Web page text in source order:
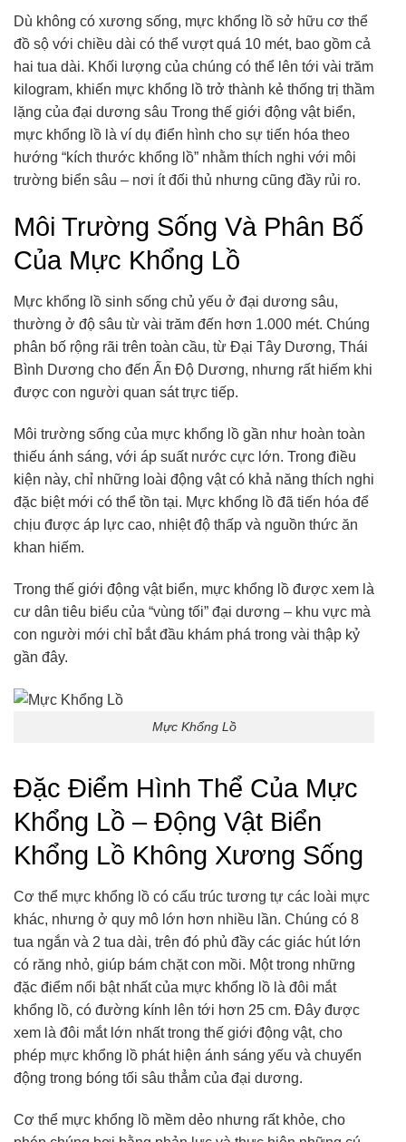
Dù không có xương sống, mực khổng lồ sở hữu cơ thể
đồ sộ với chiều dài có thể vượt quá 10 mét, bao gồm cả
hai tua dài. Khối lượng của chúng có thể lên tới vài trăm
kilogram, khiến mực khổng lồ trở thành kẻ thống trị thầm
lặng của đại dương sâu Trong thế giới động vật biển,
mực khổng lồ là ví dụ điển hình cho sự tiến hóa theo
hướng “kích thước khổng lồ” nhằm thích nghi với môi
trường biển sâu – nơi ít đối thủ nhưng cũng đầy rủi ro.
Môi Trường Sống Và Phân Bố
Của Mực Khổng Lồ
Mực khổng lồ sinh sống chủ yếu ở đại dương sâu,
thường ở độ sâu từ vài trăm đến hơn 1.000 mét. Chúng
phân bố rộng rãi trên toàn cầu, từ Đại Tây Dương, Thái
Bình Dương cho đến Ấn Độ Dương, nhưng rất hiếm khi
được con người quan sát trực tiếp.
Môi trường sống của mực khổng lồ gần như hoàn toàn
thiếu ánh sáng, với áp suất nước cực lớn. Trong điều
kiện này, chỉ những loài động vật có khả năng thích nghi
đặc biệt mới có thể tồn tại. Mực khổng lồ đã tiến hóa để
chịu được áp lực cao, nhiệt độ thấp và nguồn thức ăn
khan hiếm.
Trong thế giới động vật biển, mực khổng lồ được xem là
cư dân tiêu biểu của “vùng tối” đại dương – khu vực mà
con người mới chỉ bắt đầu khám phá trong vài thập kỷ
gần đây.
Mực Khổng Lồ
Đặc Điểm Hình Thể Của Mực
Khổng Lồ – Động Vật Biển
Khổng Lồ Không Xương Sống
Cơ thể mực khổng lồ có cấu trúc tương tự các loài mực
khác, nhưng ở quy mô lớn hơn nhiều lần. Chúng có 8
tua ngắn và 2 tua dài, trên đó phủ đầy các giác hút lớn
có răng nhỏ, giúp bám chặt con mồi. Một trong những
đặc điểm nổi bật nhất của mực khổng lồ là đôi mắt
khổng lồ, có đường kính lên tới hơn 25 cm. Đây được
xem là đôi mắt lớn nhất trong thế giới động vật, cho
phép mực khổng lồ phát hiện ánh sáng yếu và chuyển
động trong bóng tối sâu thẳm của đại dương.
Cơ thể mực khổng lồ mềm dẻo nhưng rất khỏe, cho